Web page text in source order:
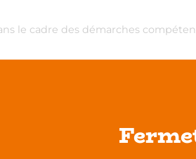
le cadre des démarches
des savoirs fondamentaux. Ne
des risques d’exclusion.